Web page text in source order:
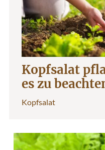
Kopfsalat
es zu
Kopfsalat